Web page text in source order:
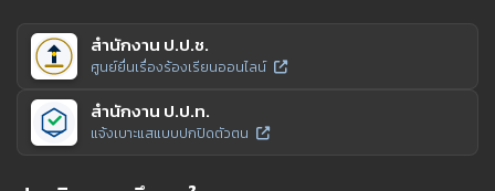
สำนักงาน ป.ป.ช.
ศูนย์ยื่นเรื่องร้องเรียนออนไลน์
สำนักงาน ป.ป.ท.
แจ้งเบาะแสแบบปกปิดตัวตน